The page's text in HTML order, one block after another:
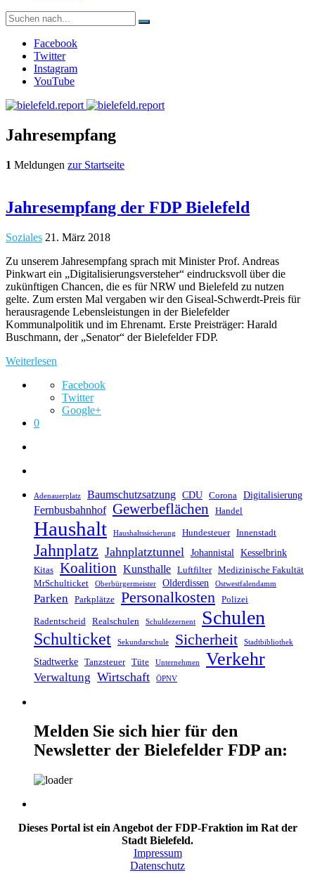
Suche
nach:
Facebook
Twitter
Instagram
YouTube
Jahresempfang
1 Meldungen zur Startseite
Jahresempfang der FDP Bielefeld
Soziales 21. März 2018
Zu unserem Jahresempfang sprach mit Minister Prof. Andreas
Pinkwart ein „Digitalisierungsversteher“ eindrucksvoll über die
zukünftigen Chancen, die es für NRW und Bielefeld zu nutzen
gelte. Zum ersten Mal vergaben wir den Giseal-Schwerdt-Preis für
herausragende Lebensleistungen in der Bielefelder
Kommunalpolitik und im Ehrenamt. Erste Preisträger: Harald
Buschmann, der „Senator“ der Bielefelder FDP.
Weiterlesen
Facebook
Twitter
Google+
0
Adenauerplatz Baumschutzsatzung CDU Corona Digitalisierung
Fernbusbahnhof Gewerbeflächen Handel
Haushalt Haushaltssicherung Hundesteuer Innenstadt
Jahnplatz Jahnplatztunnel Johannistal Kesselbrink
Kitas Koalition Kunsthalle Luftfilter
Medizinische Fakultät
MrSchulticket
Oberbürgermeister Olderdissen Ostwestfalendamm
Parken Parkplätze Personalkosten Polizei
Radentscheid Realschulen Schuldezernent Schulen
Schulticket Sekundarschule Sicherheit Stadtbibliothek
Stadtwerke Tanzsteuer Tüte Unternehmen Verkehr
Verwaltung Wirtschaft ÖPNV
Melden Sie sich hier für den
Newsletter der Bielefelder FDP an:
Dieses Portal ist ein Angebot der FDP-Fraktion im Rat der
Stadt Bielefeld.
Impressum
Datenschutz